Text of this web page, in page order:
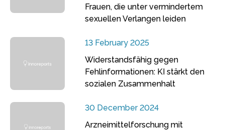
Frauen, die unter vermindertem
sexuellen Verlangen leiden
13 February 2025
Widerstandsfähig gegen
Fehlinformationen: KI stärkt den
sozialen Zusammenhalt
30 December 2024
Arzneimittelforschung mit